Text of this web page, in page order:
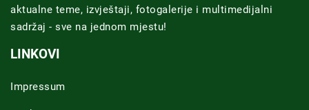
aktualne teme, izvještaji, fotogalerije i multimedijalni
sadržaj - sve na jednom mjestu!
LINKOVI
Impressum